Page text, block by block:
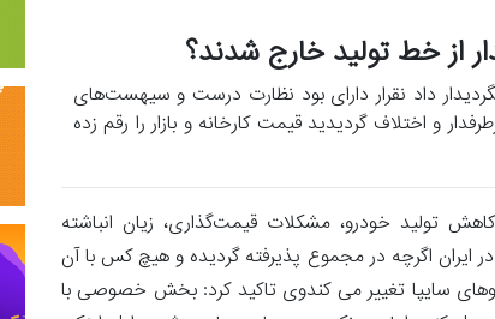
از خط تولید خارج شدند؟
داد نقرار دارای بود نظارت درست و سیهست‌های
و اختلاف گردیدید قیمت کارخانه و بازار را رقم زده
تولید خودرو، مشکلات قیمت‌گذاری، زیان انباشته
اگرچه در مجموع پذیرفته گردیده و هیچ کس با آن
سایپا تغییر می کندوی تاکید کرد: بخش خصوصی با